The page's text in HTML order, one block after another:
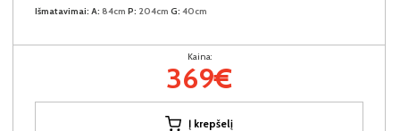
Išmatavimai: A: 84cm P: 204cm G: 40cm
Kaina:
369€
Į krepšelį